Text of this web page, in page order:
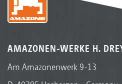
AMAZONEN-WERKE H.
Am Amazonenwerk 9-13